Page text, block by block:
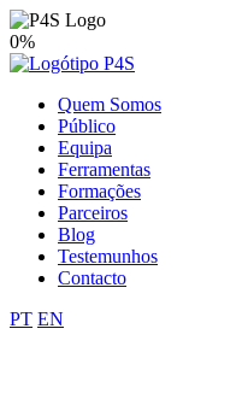
0%
Quem Somos
Público
Equipa
Ferramentas
Formações
Parceiros
Blog
Testemunhos
Contacto
PT EN